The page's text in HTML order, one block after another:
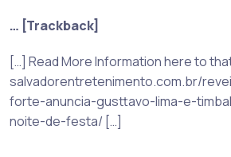
… [Trackback]
[…] Read More Information here to
salvadorentretenimento.com.br/
forte-anuncia-gusttavo-lima-e-
noite-de-festa/ […]